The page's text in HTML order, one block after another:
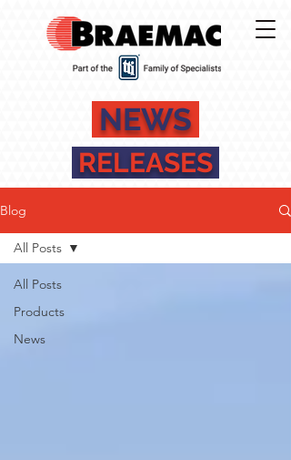
NEWS
RELEASES
Blog
All Posts
Products
News
All Posts